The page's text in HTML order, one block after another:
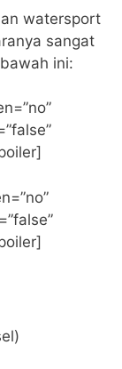
watersport
sangat
ini: